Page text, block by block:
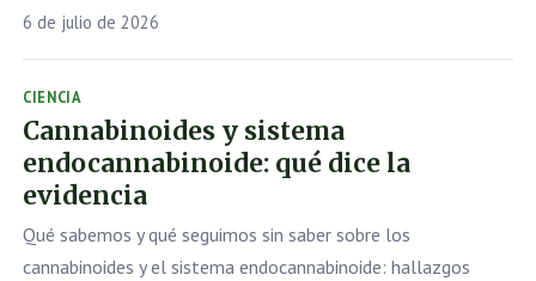
6 de julio de 2026
CIENCIA
Cannabinoides y sistema
endocannabinoide: qué dice la
evidencia
Qué sabemos y qué seguimos sin saber sobre los
cannabinoides y el sistema endocannabinoide: hallazgos